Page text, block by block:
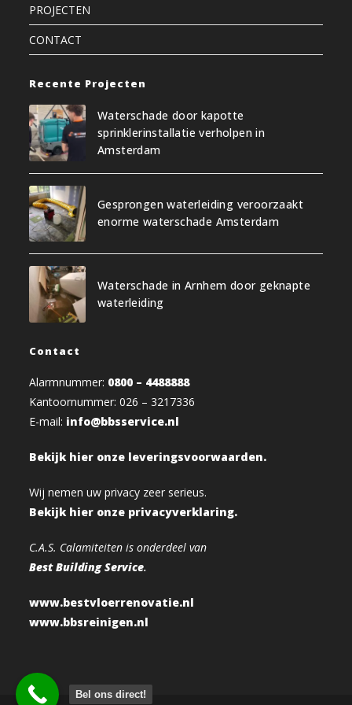
PROJECTEN
CONTACT
Recente Projecten
Waterschade door kapotte
sprinklerinstallatie verholpen in
Amsterdam
Gesprongen waterleiding veroorzaakt
enorme waterschade Amsterdam
Waterschade in Arnhem door geknapte
waterleiding
Contact
Alarmnummer: 0800 – 4488888
Kantoornummer: 026 – 3217336
E-mail: info@bbsservice.nl
Bekijk hier onze leveringsvoorwaarden.
Wij nemen uw privacy zeer serieus.
Bekijk hier onze privacyverklaring.
C.A.S. Calamiteiten is onderdeel van
Best Building Service.
www.bestvloerrenovatie.nl
www.bbsreinigen.nl
Bel ons direct!